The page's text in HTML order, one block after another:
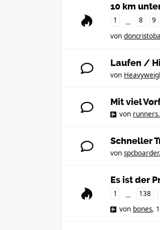
10 km
1 … 8 9
von
Laufen /
von
Mit viel
von
Schneller
von spcboarder,
Es ist der
1 … 138
von bones,